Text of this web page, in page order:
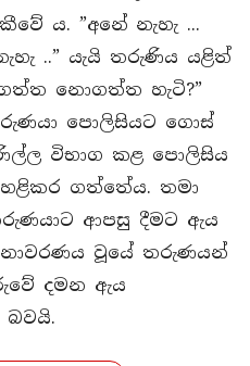
ය. ”අනේ නැහැ ...
..” යැයි තරුණිය යළිත්
නොගත්ත හැටි?”
පොලිසියට ගොස්
විභාග කළ පොලිසිය
ගත්තේය. තමා
ආපසු දීමට ඇය
වූයේ තරුණයන්
දමන ඇය